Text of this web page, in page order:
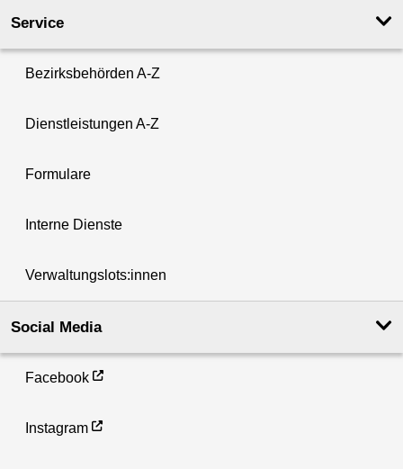
Service
Bezirksbehörden A-Z
Dienstleistungen A-Z
Formulare
Interne Dienste
Verwaltungslots:innen
Social Media
Facebook
Instagram